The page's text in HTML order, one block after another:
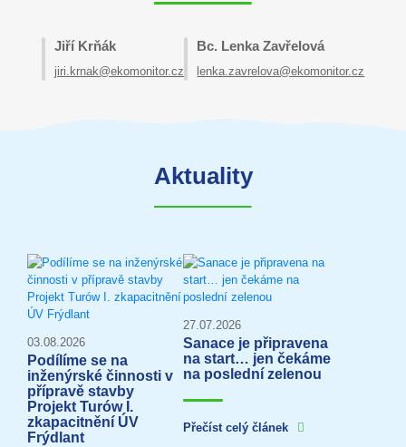
Jiří Krňák
jiri.krnak@ekomonitor.cz
Bc. Lenka Zavřelová
lenka.zavrelova@ekomonitor.cz
Aktuality
03.08.2026
Podílíme se na
inženýrské činnosti v
přípravě stavby
Projekt Turów I.
zkapacitnění ÚV
Frýdlant
27.07.2026
Sanace je připravena
na start… jen čekáme
na poslední zelenou
Přečíst celý článek